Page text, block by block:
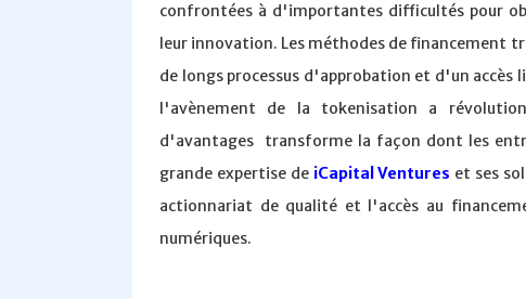
confrontées à d'importantes difficultés pour
leur innovation. Les méthodes de financement
de longs processus d'approbation et d'un accès
l'avènement de la tokenisation a
d'avantages transforme la façon dont les
grande expertise de iCapital Ventures et ses
actionnariat de qualité et l'accès au
numériques.